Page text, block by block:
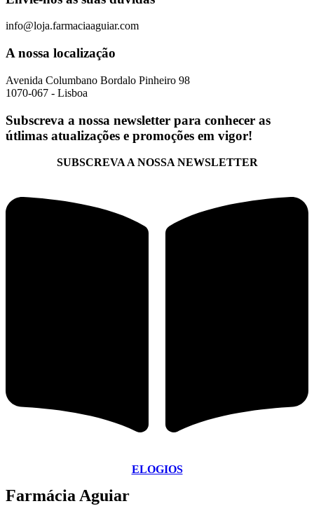
info@loja.farmaciaaguiar.com
A nossa localização
Avenida Columbano Bordalo Pinheiro 98
1070-067 - Lisboa
Subscreva a nossa newsletter para conhecer as
útlimas atualizações e promoções em vigor!
SUBSCREVA A NOSSA NEWSLETTER
ELOGIOS
Farmácia Aguiar